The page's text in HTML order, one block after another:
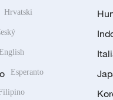
Hrvatski
Esperanto